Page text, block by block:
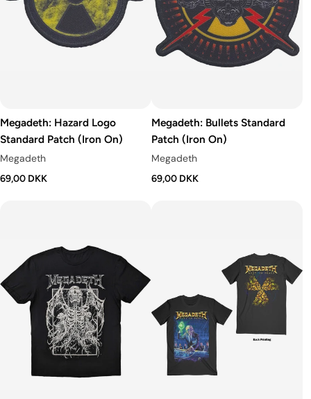
Megadeth: Hazard Logo
Standard Patch (Iron On)
Megadeth
69,00 DKK
Megadeth: Bullets Standard
Patch (Iron On)
Megadeth
69,00 DKK